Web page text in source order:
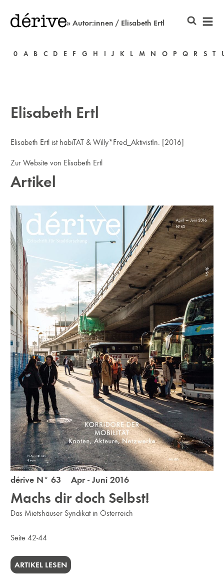
» Autor:innen / Elisabeth Ertl
0 A B C D E F G H I J K L M N O P Q R S T
Elisabeth Ertl
Elisabeth Ertl ist habiTAT & Willy*Fred_AktivistIn. [2016]
Zur Website von Elisabeth Ertl
Artikel
dérive N° 63 Apr - Juni 2016
Machs dir doch Selbst!
Das Mietshäuser Syndikat in Österreich
Seite 42-44
ARTIKEL LESEN